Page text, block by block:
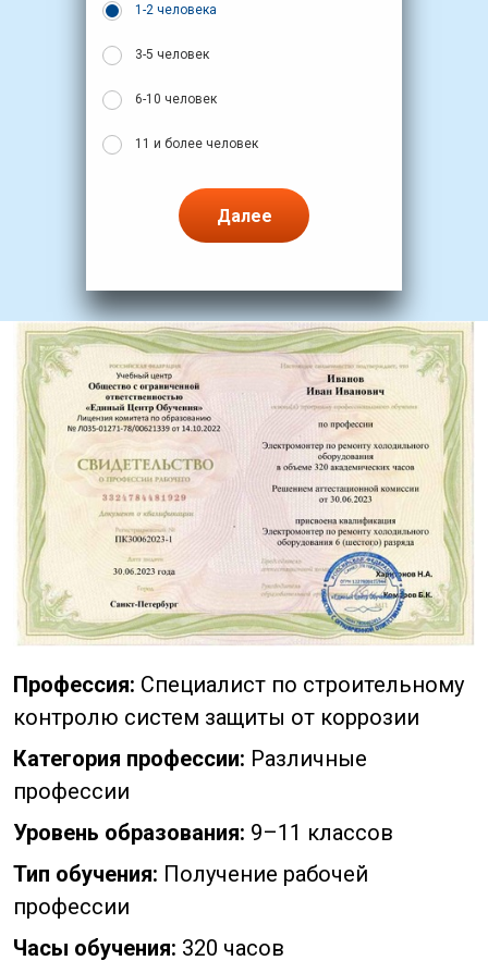
1-2 человека
3-5 человек
6-10 человек
11 и более человек
Далее
Профессия: Специалист по строительному
контролю систем защиты от коррозии
Категория профессии: Различные
профессии
Уровень образования: 9–11 классов
Тип обучения: Получение рабочей
профессии
Часы обучения: 320 часов